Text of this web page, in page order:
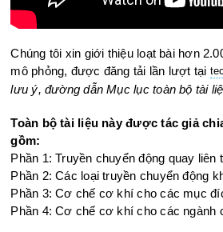
Chúng tôi xin giới thiệu loạt bài hơn
mô phỏng, được đăng tải lần lượt tại
lưu ý, đường dẫn Mục lục toàn bộ tài
Toàn bộ tài liệu này được tác giả
gồm:
Phần 1: Truyền chuyển động quay liên
Phần 2: Các loại truyền chuyển động
Phần 3: Cơ chế cơ khí cho các mục
Phần 4: Cơ chế cơ khí cho các ngành